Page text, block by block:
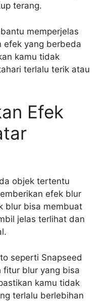
terang.
memperjelas
efek yang berbeda
kamu tidak
terlalu terik atau
Efek
objek tertentu
efek blur
blur bisa membuat
jelas terlihat dan
seperti Snapseed
fitur blur yang bisa
kamu tidak
terlalu berlebihan